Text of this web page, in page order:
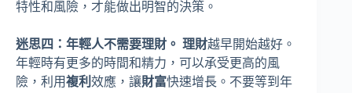
特性和風險，才能做出明智的決策。
迷思四：年輕人不需要理財。 理財越早開始越好。
年輕時有更多的時間和精力，可以承受更高的風
險，利用複利 效應，讓財富快速增長。不要等到年